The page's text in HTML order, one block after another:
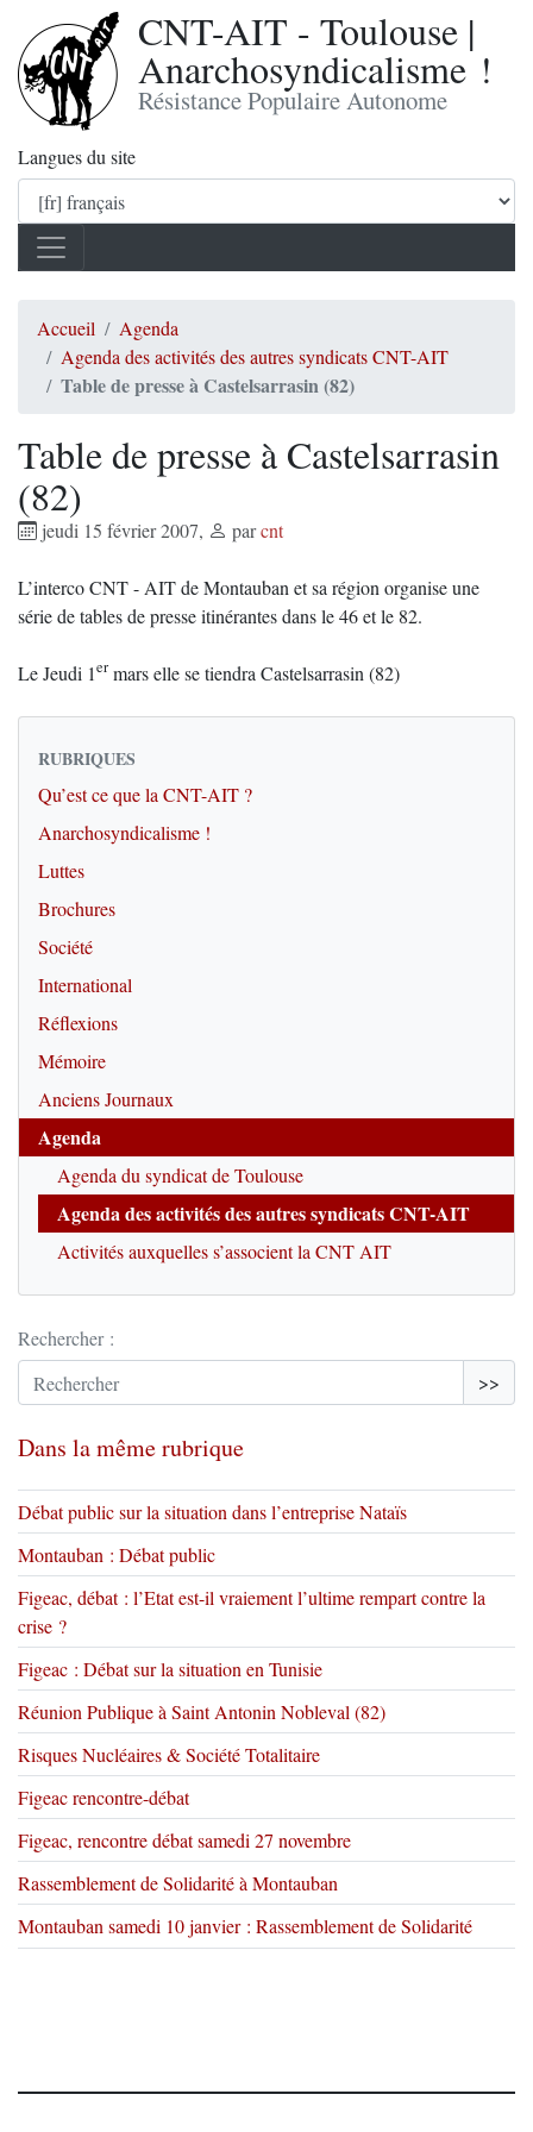
CNT-AIT - Toulouse |
Anarchosyndicalisme !
Résistance Populaire Autonome
Langues du site
Accueil
Agenda
Agenda des activités des autres syndicats CNT-AIT
Table de presse à Castelsarrasin (82)
Table de presse à Castelsarrasin
(82)
jeudi 15 février 2007, parcnt
L’interco CNT - AIT de Montauban et sa région organise une
série de tables de presse itinérantes dans le 46 et le 82.
Le Jeudi 1er mars elle se tiendra Castelsarrasin (82)
RUBRIQUES
Qu’est ce que la CNT-AIT ?
Anarchosyndicalisme !
Luttes
Brochures
Société
International
Réflexions
Mémoire
Anciens Journaux
Agenda
Agenda du syndicat de Toulouse
Agenda des activités des autres syndicats CNT-AIT
Activités auxquelles s’associent la CNT AIT
Rechercher :
>>
Dans la même rubrique
Débat public sur la situation dans l’entreprise Nataïs
Montauban : Débat public
Figeac, débat : l’Etat est-il vraiement l’ultime rempart contre la
crise ?
Figeac : Débat sur la situation en Tunisie
Réunion Publique à Saint Antonin Nobleval (82)
Risques Nucléaires & Société Totalitaire
Figeac rencontre-débat
Figeac, rencontre débat samedi 27 novembre
Rassemblement de Solidarité à Montauban
Montauban samedi 10 janvier : Rassemblement de Solidarité